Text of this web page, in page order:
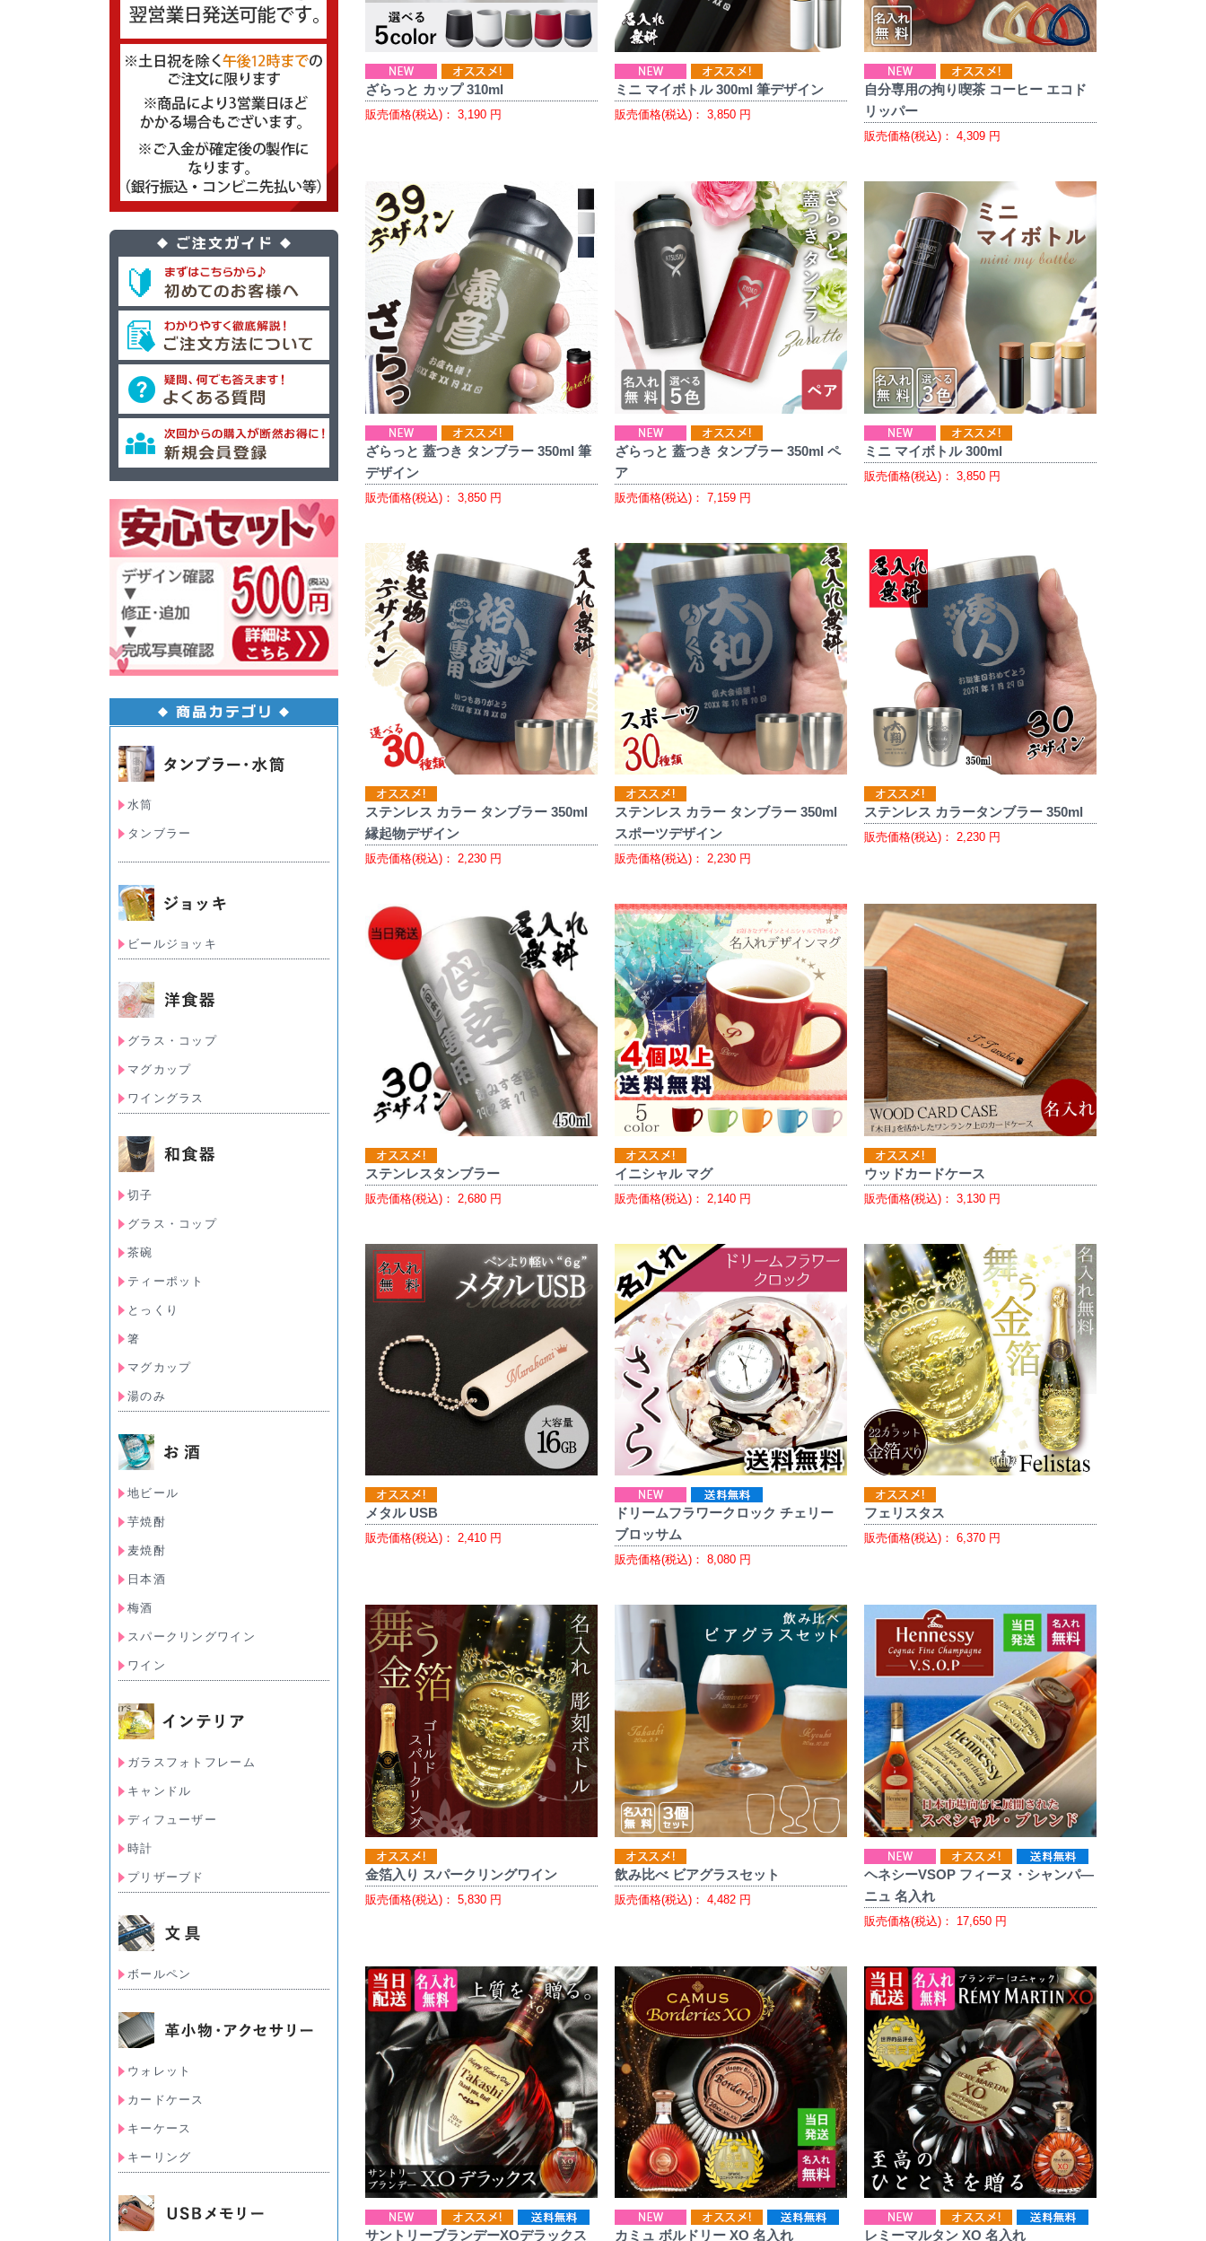
水筒
タンブラー
ビールジョッキ
グラス・コップ
マグカップ
ワイングラス
切子
グラス・コップ
茶碗
ティーポット
とっくり
箸
マグカップ
湯のみ
地ビール
芋焼酎
麦焼酎
日本酒
梅酒
スパークリングワイン
ワイン
ガラスフォトフレーム
キャンドル
ディフューザー
時計
プリザーブド
ボールペン
ウォレット
カードケース
キーケース
キーリング
ざらっと カップ 310ml
販売価格(税込)：3,190 円
ミニ マイボトル 300ml 筆デザイン
販売価格(税込)：3,850 円
自分専用の拘り喫茶 コーヒー エコド
リッパー
販売価格(税込)：4,309 円
ざらっと 蓋つき タンブラー 350ml 筆
デザイン
販売価格(税込)：3,850 円
ざらっと 蓋つき タンブラー 350ml ペ
ア
販売価格(税込)：7,159 円
ミニ マイボトル 300ml
販売価格(税込)：3,850 円
ステンレス カラー タンブラー 350ml
縁起物デザイン
販売価格(税込)：2,230 円
ステンレス カラー タンブラー 350ml
スポーツデザイン
販売価格(税込)：2,230 円
ステンレス カラータンブラー 350ml
販売価格(税込)：2,230 円
ステンレスタンブラー
販売価格(税込)： 2,680 円
イニシャル マグ
販売価格(税込)： 2,140 円
ウッドカードケース
販売価格(税込)：3,130 円
メタル USB
販売価格(税込)：2,410 円
ドリームフラワークロック チェリー
ブロッサム
販売価格(税込)：8,080 円
フェリスタス
販売価格(税込)：6,370 円
金箔入り スパークリングワイン
販売価格(税込)：5,830 円
飲み比べ ビアグラスセット
販売価格(税込)：4,482 円
ヘネシーVSOP フィーヌ・シャンパ―
ニュ 名入れ
販売価格(税込)： 17,650 円
サントリーブランデーXOデラックス カミュ ボルドリー XO 名入れ レミーマルタン XO 名入れ